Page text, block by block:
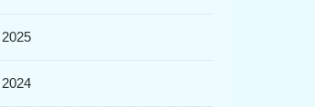
2025
2024